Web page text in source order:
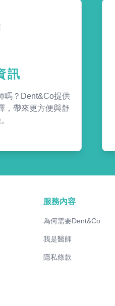
訊
嗎？Dent&Co提供
，帶來更方便與舒
服務內容
為何需要Dent&Co
我是醫師
隱私條款